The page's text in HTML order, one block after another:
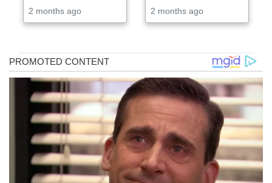
2 months ago 2 months ago